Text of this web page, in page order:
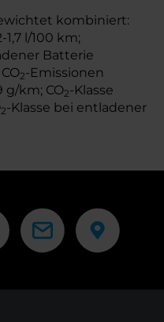
kombiniert:
1,7 l/100 km;
Batterie
2-Emissionen
km; CO2-Klasse
2-Klasse bei entladener